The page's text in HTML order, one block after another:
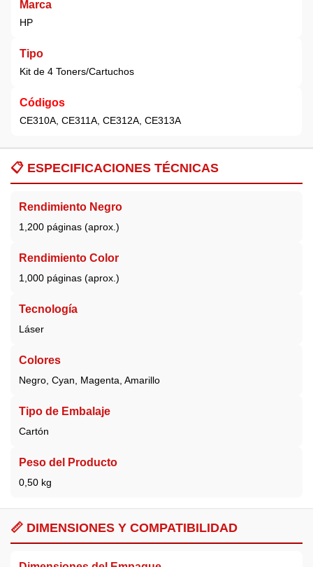
Marca
HP
Tipo
Kit de 4 Toners/Cartuchos
Códigos
CE310A, CE311A, CE312A, CE313A
📋 ESPECIFICACIONES TÉCNICAS
Rendimiento Negro
1,200 páginas (aprox.)
Rendimiento Color
1,000 páginas (aprox.)
Tecnología
Láser
Colores
Negro, Cyan, Magenta, Amarillo
Tipo de Embalaje
Cartón
Peso del Producto
0,50 kg
📏 DIMENSIONES Y COMPATIBILIDAD